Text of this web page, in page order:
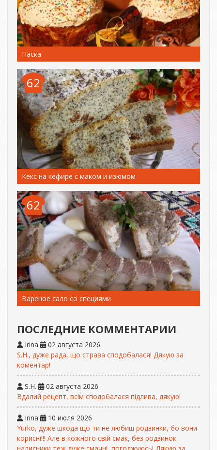
Паска
62
Кекс на кефире с маком и изюмом
62
Вареное сало со специями
ПОСЛЕДНИЕ КОММЕНТАРИИ
Irina
02 августа 2026
S.H., дуже рада, що страва сподобалася! Дякую за
коментар!
S.H.
02 августа 2026
Вдалий рецепт, всім сподобалася підлива, дякую!
Irina
10 июля 2026
Yurko, дуже шкода що ти не любиш родзинки, бо вони
корисні!!! Але в кожного свій смак, без родзинок